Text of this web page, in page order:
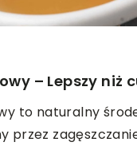
– Lepszy niż
to naturalny
przez